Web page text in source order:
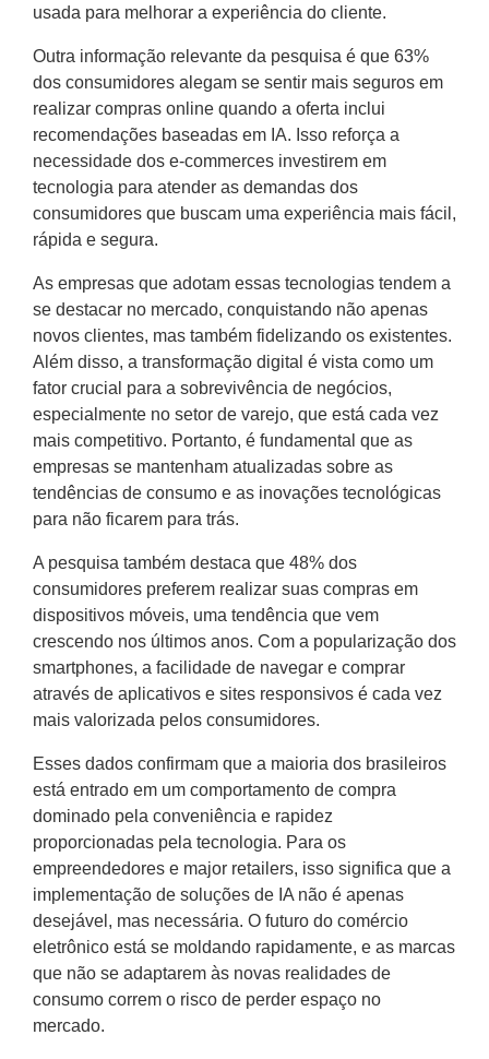
usada para melhorar a experiência do cliente.
Outra informação relevante da pesquisa é que 63%
dos consumidores alegam se sentir mais seguros em
realizar compras online quando a oferta inclui
recomendações baseadas em IA. Isso reforça a
necessidade dos e-commerces investirem em
tecnologia para atender as demandas dos
consumidores que buscam uma experiência mais fácil,
rápida e segura.
As empresas que adotam essas tecnologias tendem a
se destacar no mercado, conquistando não apenas
novos clientes, mas também fidelizando os existentes.
Além disso, a transformação digital é vista como um
fator crucial para a sobrevivência de negócios,
especialmente no setor de varejo, que está cada vez
mais competitivo. Portanto, é fundamental que as
empresas se mantenham atualizadas sobre as
tendências de consumo e as inovações tecnológicas
para não ficarem para trás.
A pesquisa também destaca que 48% dos
consumidores preferem realizar suas compras em
dispositivos móveis, uma tendência que vem
crescendo nos últimos anos. Com a popularização dos
smartphones, a facilidade de navegar e comprar
através de aplicativos e sites responsivos é cada vez
mais valorizada pelos consumidores.
Esses dados confirmam que a maioria dos brasileiros
está entrado em um comportamento de compra
dominado pela conveniência e rapidez
proporcionadas pela tecnologia. Para os
empreendedores e major retailers, isso significa que a
implementação de soluções de IA não é apenas
desejável, mas necessária. O futuro do comércio
eletrônico está se moldando rapidamente, e as marcas
que não se adaptarem às novas realidades de
consumo correm o risco de perder espaço no
mercado.